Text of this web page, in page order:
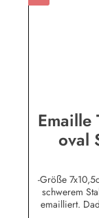
Emaille
oval
-Größe
schwerem
emailliert.